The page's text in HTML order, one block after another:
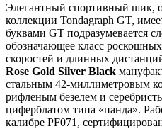
Элегантный спортивный шик,
коллекции Tondagraph GT,
буквами GT подразумевается
обозначающее класс
скоростей и длинных
Rose Gold Silver Black
стальным 42-миллиметровым
рифленым безелем и
циферблатом типа «панда».
калибре PF071,